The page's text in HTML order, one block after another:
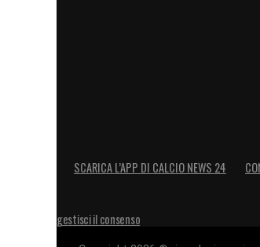
SCARICA L’APP DI CALCIO NEWS 24
gestisci il consenso